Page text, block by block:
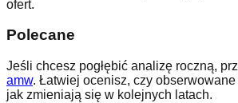
ofert.
Polecane
Jeśli chcesz pogłębić analizę roczną,
amw. Łatwiej ocenisz, czy obserwowane
jak zmieniają się w kolejnych latach.